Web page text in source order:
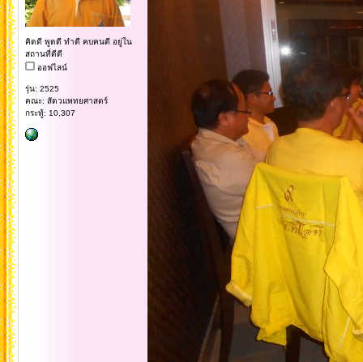
คิดดี พูดดี ทำดี คบคนดี อยู่ใน
สถานที่ดีดี
ออฟไลน์
รุ่น: 2525
คณะ: สัตวแพทยศาสตร์
กระทู้: 10,307